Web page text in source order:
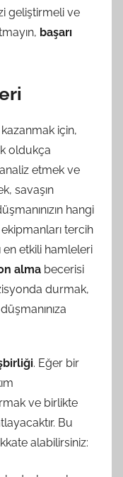
geliştirmeli ve
başarı
için,
oldukça
etmek ve
savaşın
hangi
tercih
en etkili hamleleri
alma becerisi
durmak,
. Eğer bir
ve birlikte
Bu
alabilirsiniz: